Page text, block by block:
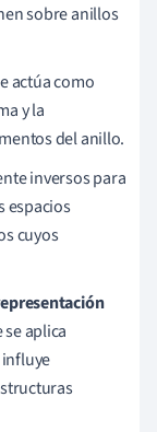
sobre anillos
actúa como
y la
del anillo.
inversos para
espacios
cuyos
aplica